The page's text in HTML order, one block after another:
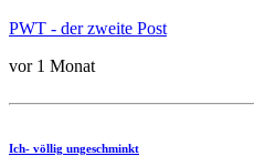
PWT - der zweite Post
vor 1 Monat
Ich- völlig ungeschminkt